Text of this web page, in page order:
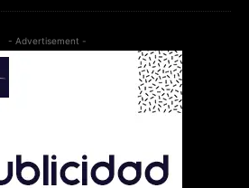
- Advertisement -